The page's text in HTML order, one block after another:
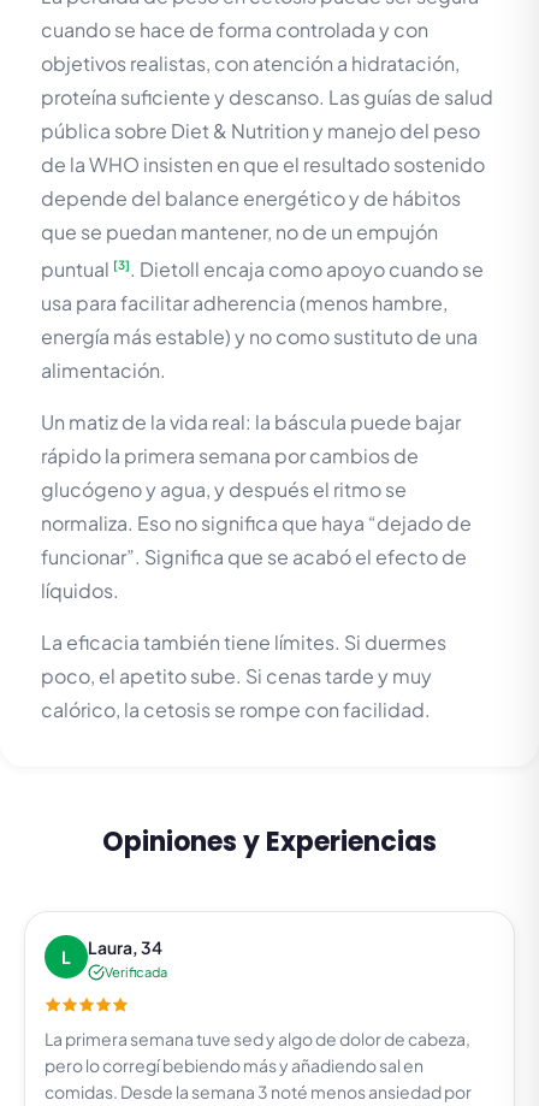
cuando se hace de forma controlada y con
objetivos realistas, con atención a hidratación,
proteína suficiente y descanso. Las guías de salud
pública sobre Diet & Nutrition y manejo del peso
de la WHO insisten en que el resultado sostenido
depende del balance energético y de hábitos
que se puedan mantener, no de un empujón
puntual [3]. Dietoll encaja como apoyo cuando se
usa para facilitar adherencia (menos hambre,
energía más estable) y no como sustituto de una
alimentación.
Un matiz de la vida real: la báscula puede bajar
rápido la primera semana por cambios de
glucógeno y agua, y después el ritmo se
normaliza. Eso no significa que haya “dejado de
funcionar”. Significa que se acabó el efecto de
líquidos.
La eficacia también tiene límites. Si duermes
poco, el apetito sube. Si cenas tarde y muy
calórico, la cetosis se rompe con facilidad.
Opiniones y Experiencias
L Laura, 34
Verificada
La primera semana tuve sed y algo de dolor de cabeza,
pero lo corregí bebiendo más y añadiendo sal en
comidas. Desde la semana 3 noté menos ansiedad por